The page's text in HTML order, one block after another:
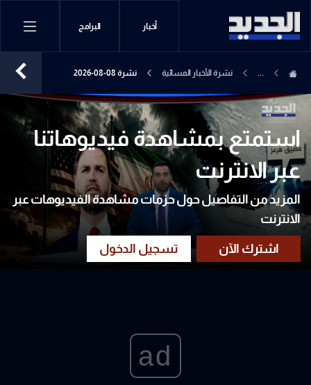
أخبار البرامج
... نشرة الأخبار المسائية نشرة 08-08-2026
استمتع بمشاهدة فيديوهاتنا
عبر الانترنت
المزيد من التفاصيل حول حزمات مشاهدة الفيديوهات عبر
الانترنت
ad